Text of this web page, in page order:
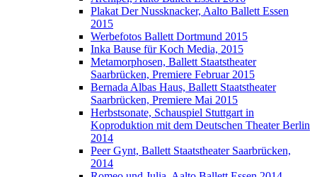
Plakat Der Nussknacker, Aalto Ballett Essen
2015
Werbefotos Ballett Dortmund 2015
Inka Bause für Koch Media, 2015
Metamorphosen, Ballett Staatstheater
Saarbrücken, Premiere Februar 2015
Bernada Albas Haus, Ballett Staatstheater
Saarbrücken, Premiere Mai 2015
Herbstsonate, Schauspiel Stuttgart in
Koproduktion mit dem Deutschen Theater Berlin
2014
Peer Gynt, Ballett Staatstheater Saarbrücken,
2014